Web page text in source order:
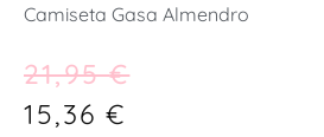
Camiseta Gasa Almendro
21,95€
15,36€